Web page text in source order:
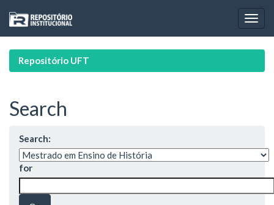
navigation
Repositório UFT
Search
Search:
for